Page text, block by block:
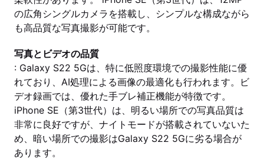
の広角シングルカメラを搭載し、シンプルな構成ながら
も高品質な写真撮影が可能です。
写真とビデオの品質
: Galaxy S22 5Gは、特に低照度環境での撮影性能に優
れており、AI処理による画像の最適化も行われます。ビ
デオ録画では、優れた手ブレ補正機能が特徴です。
iPhone SE（第3世代）は、明るい場所での写真品質は
非常に良好ですが、ナイトモードが搭載されていないた
め、暗い場所での撮影はGalaxy S22 5Gに劣る場合が
あります。